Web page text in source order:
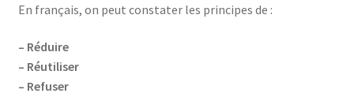
En français, on peut constater les principes de :
– Réduire
– Réutiliser
– Refuser